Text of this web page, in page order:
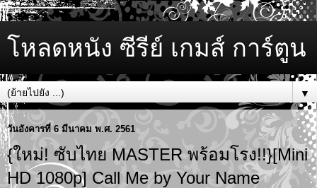
โหลดหนัง ซีรีย์ เกมส์ การ์ตูน
▼
วันอังคารที่ 6 มีนาคม พ.ศ. 2561
{ใหม่! ซับไทย MASTER พร้อมโรง!!}[Mini
HD 1080p] Call Me by Your Name